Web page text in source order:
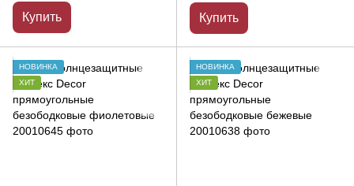
Купить Купить
НОВИНКА
ХИТ
НОВИНКА
ХИТ